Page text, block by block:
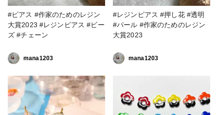
#ピアス #作家のためのレジン
大賞2023 #レジンピアス #ビー
ズ #チェーン
mana1203
#レジンピアス #押し花 #透明
#パール #作家のためのレジン
大賞2023
mana1203